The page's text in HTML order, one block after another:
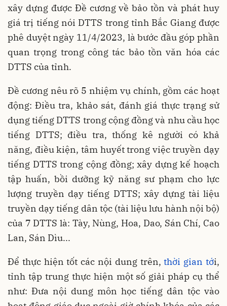
xây dựng được Đề cương về bảo tồn và phát huy
giá trị tiếng nói DTTS trong tỉnh Bắc Giang được
phê duyệt ngày 11/4/2023, là bước đầu góp phần
quan trọng trong công tác bảo tồn văn hóa các
DTTS của tỉnh.
Đề cương nêu rõ 5 nhiệm vụ chính, gồm các hoạt
động: Điều tra, khảo sát, đánh giá thực trạng sử
dụng tiếng DTTS trong cộng đồng và nhu cầu học
tiếng DTTS; điều tra, thống kê người có khả
năng, điều kiện, tâm huyết trong việc truyền dạy
tiếng DTTS trong cộng đồng; xây dựng kế hoạch
tập huấn, bồi dưỡng kỹ năng sư phạm cho lực
lượng truyền dạy tiếng DTTS; xây dựng tài liệu
truyền dạy tiếng dân tộc (tài liệu lưu hành nội bộ)
của 7 DTTS là: Tày, Nùng, Hoa, Dao, Sán Chí, Cao
Lan, Sán Dìu...
Để thực hiện tốt các nội dung trên,thời gian tới,
tỉnh tập trung thực hiện một số giải pháp cụ thể
như: Đưa nội dung môn học tiếng dân tộc vào